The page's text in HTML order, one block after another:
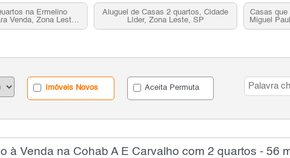
na Ermelino
Venda, Zona Leste,
SP
Aluguel de Casas 2 quartos, Cidade
Líder, Zona Leste, SP
Casas que
Miguel
Imóveis Novos Aceita Permuta
à Venda na Cohab A E Carvalho com 2 quartos - 56